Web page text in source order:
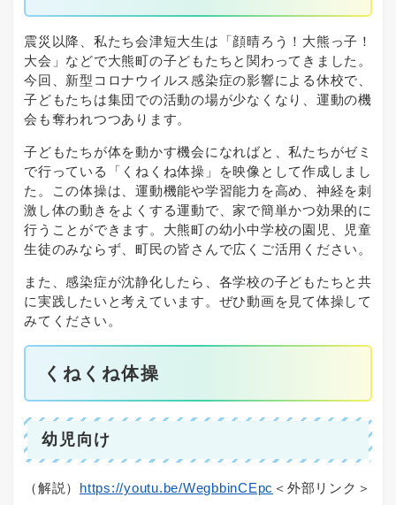
震災以降、私たち会津短大生は「顔晴ろう！大熊っ子！
大会」などで大熊町の子どもたちと関わってきました。
今回、新型コロナウイルス感染症の影響による休校で、
子どもたちは集団での活動の場が少なくなり、運動の機
会も奪われつつあります。
子どもたちが体を動かす機会になればと、私たちがゼミ
で行っている「くねくね体操」を映像として作成しまし
た。この体操は、運動機能や学習能力を高め、神経を刺
激し体の動きをよくする運動で、家で簡単かつ効果的に
行うことができます。大熊町の幼小中学校の園児、児童
生徒のみならず、町民の皆さんで広くご活用ください。
また、感染症が沈静化したら、各学校の子どもたちと共
に実践したいと考えています。ぜひ動画を見て体操して
みてください。
くねくね体操
幼児向け
（解説） https://youtu.be/WegbbinCEpc ＜外部リンク＞